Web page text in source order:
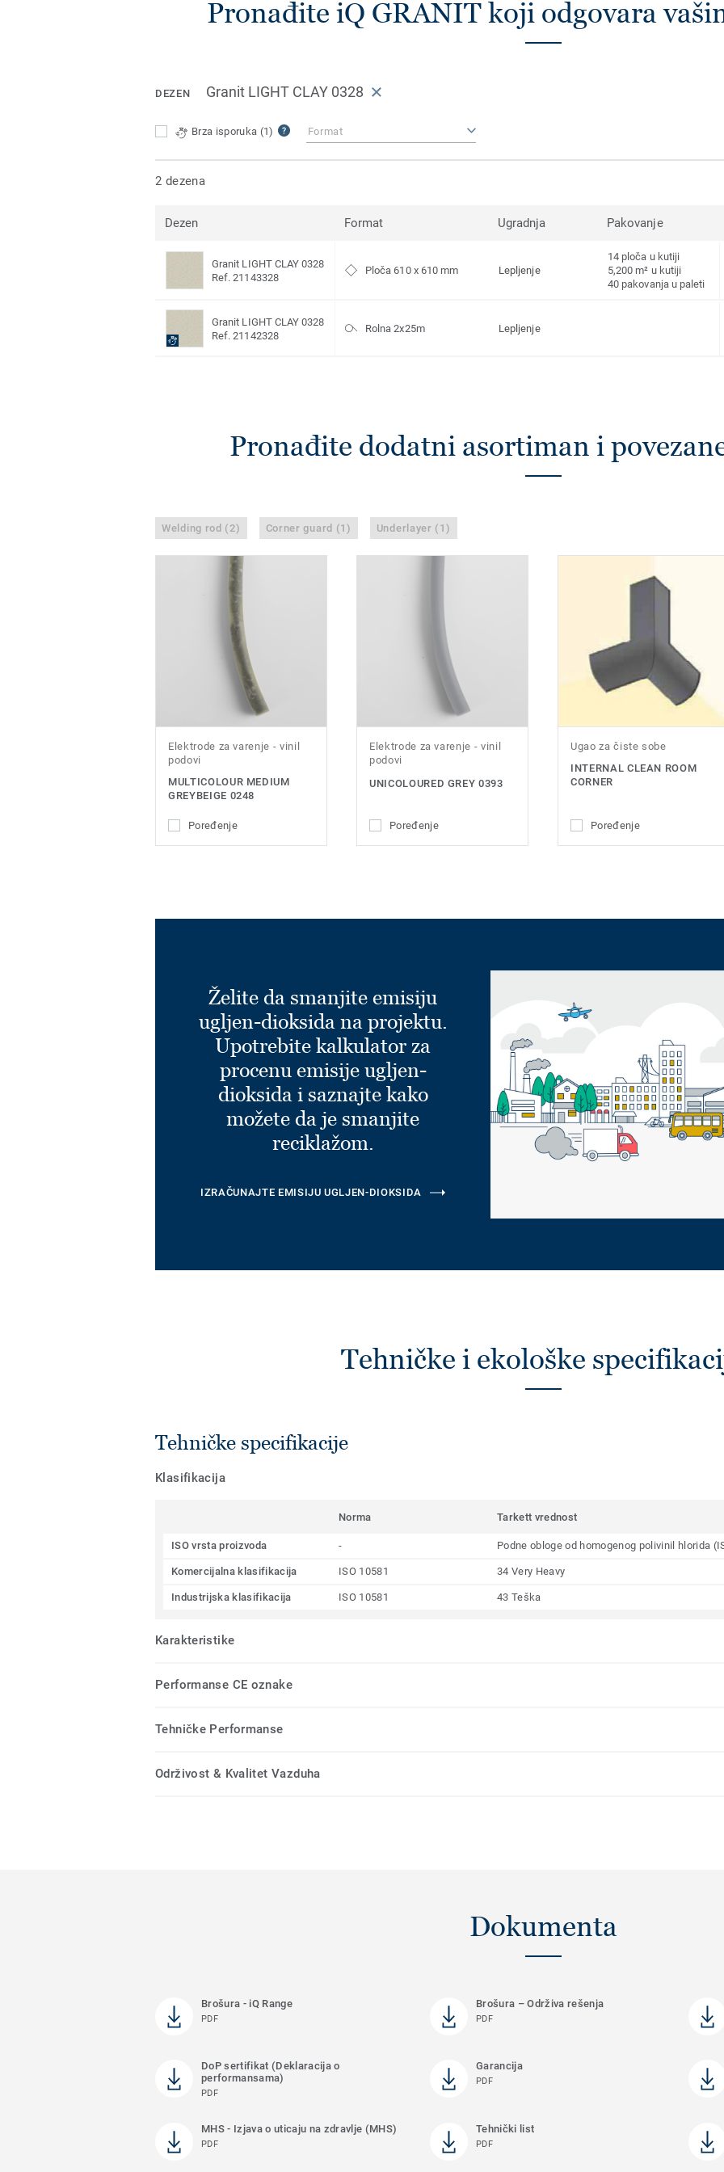
Pronađite iQ GRANIT koji odgovara
DEZEN Granit LIGHT CLAY 0328
Brza isporuka (1) Format
2 dezena
Dezen Format Ugradnja Pakovanje
Granit LIGHT CLAY 0328
Ref. 21143328
Ploča 610 x 610 mm Lepljenje
14 ploča u kutiji
5,200 m² u kutiji
40 pakovanja u paleti
Granit LIGHT CLAY 0328
Ref. 21142328
Rolna 2x25m Lepljenje
Pronađite dodatni asortiman i
Welding rod (2) Corner guard (1) Underlayer (1)
Elektrode za varenje - vinil
podovi
MULTICOLOUR MEDIUM
GREYBEIGE 0248
Poređenje
Elektrode za varenje - vinil
podovi
UNICOLOURED GREY 0393
Poređenje
Ugao za čiste sobe
INTERNAL CLEAN ROOM
CORNER
Poređenje
Želite da smanjite emisiju
ugljen-dioksida na projektu.
Upotrebite kalkulator za
procenu emisije ugljen-
dioksida i saznajte kako
možete da je smanjite
reciklažom.
IZRAČUNAJTE EMISIJU UGLJEN-DIOKSIDA
Tehničke i ekološke
Tehničke specifikacije
Klasifikacija
Norma Tarkett vrednost
ISO vrsta proizvoda - Podne obloge od homogenog polivinil hlorida
Komercijalna klasifikacija ISO 10581 34 Very Heavy
Industrijska klasifikacija ISO 10581 43 Teška
Karakteristike
Performanse CE oznake
Tehničke Performanse
Održivost & Kvalitet Vazduha
Dokumenta
Brošura - iQ Range
PDF
Brošura – Održiva rešenja
PDF
DoP sertifikat (Deklaracija o
performansama)
PDF
Garancija
PDF
MHS - Izjava o uticaju na zdravlje (MHS)
PDF
Tehnički list
PDF